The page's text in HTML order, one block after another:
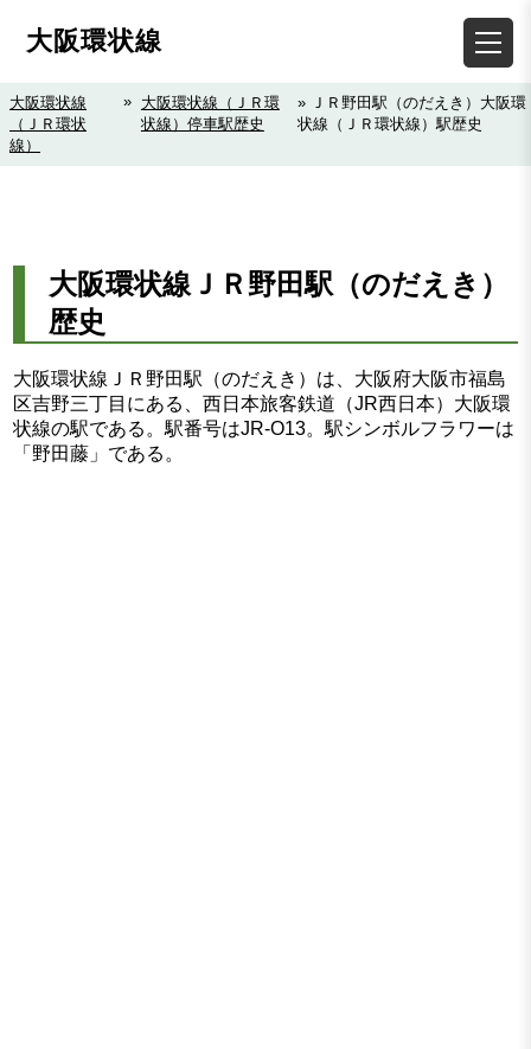
大阪環状線
大阪環状線
（ＪＲ環状
線）
»
大阪環状線（ＪＲ環
状線）停車駅歴史
» ＪＲ野田駅（のだえき）大阪環
状線（ＪＲ環状線）駅歴史
大阪環状線ＪＲ野田駅（のだえき）
歴史
大阪環状線ＪＲ野田駅（のだえき）は、大阪府大阪市福島
区吉野三丁目にある、西日本旅客鉄道（JR西日本）大阪環
状線の駅である。駅番号はJR-O13。駅シンボルフラワーは
「野田藤」である。